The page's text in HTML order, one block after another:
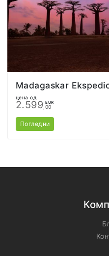
Madagaskar
цена од
2.599 EUR
,00
Погледни